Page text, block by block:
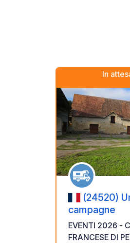
In
(24520)
campagne
EVENTI 2026 - CAMPIONATO
FRANCESE DI